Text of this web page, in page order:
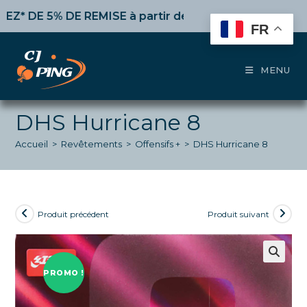
5% DE REMISEà partir de 50€ d’achat,10%dès 100€,
MENU
DHS Hurricane 8
Accueil > Revêtements > Offensifs + > DHS Hurricane 8
PROMO !
Produit précédent Produit suivant
FR